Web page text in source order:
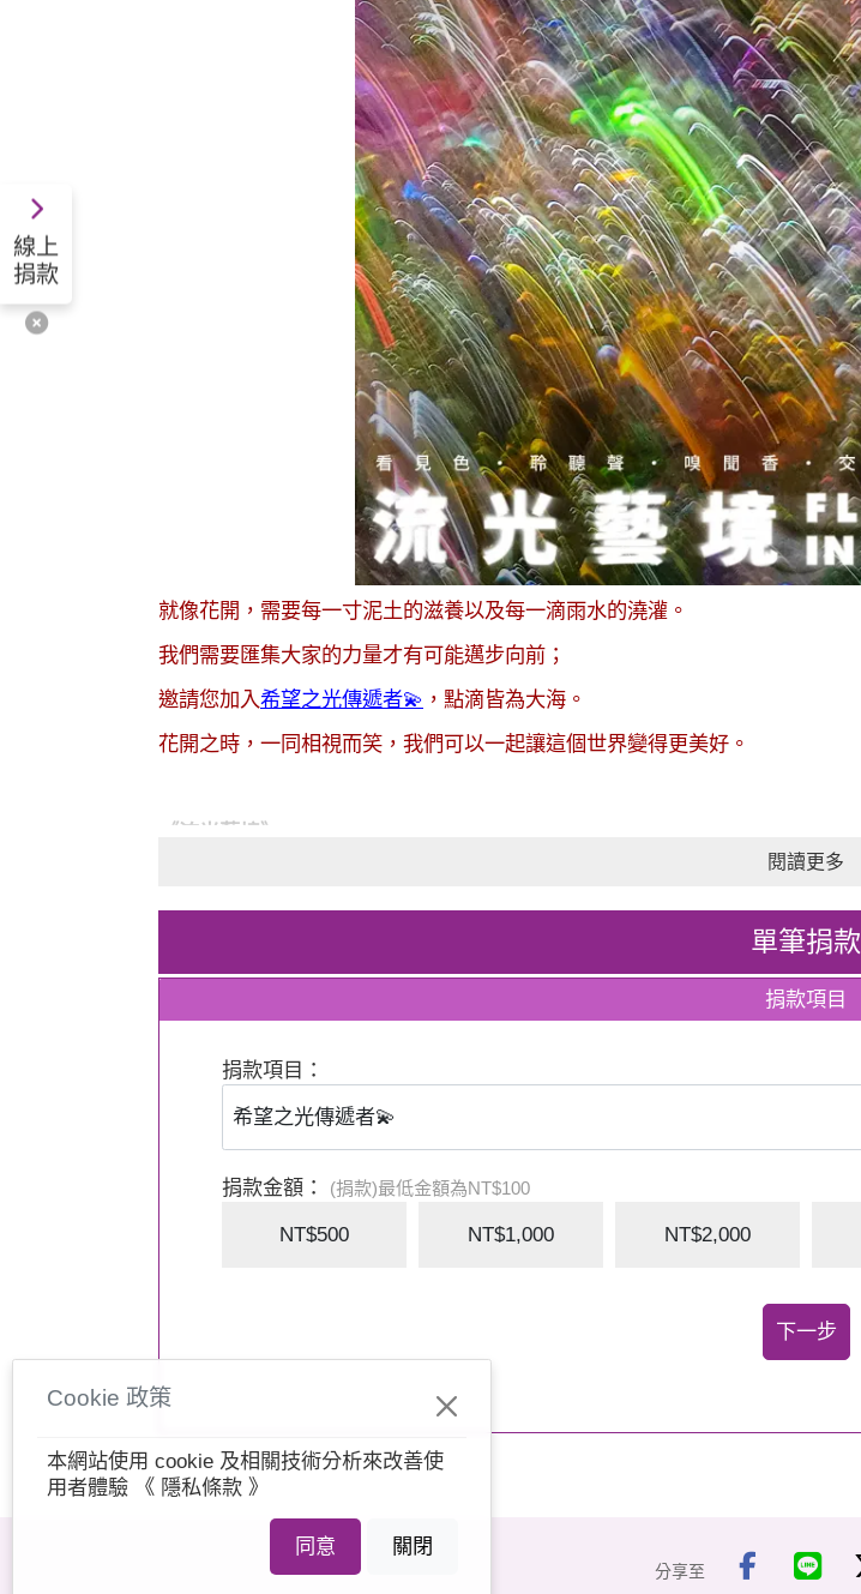
就像花開，需要每一寸泥土的滋養以及每一滴雨水的澆灌。
我們需要匯集大家的力量才有可能邁步向前；
邀請您加入希望之光傳遞者💫 ，點滴皆為大海。
花開之時，一同相視而笑，我們可以一起讓這個世界變得更美好。
《流光藝境》
【匯款資訊】
戶名：‌財團法人夢蓮花文化藝術基金會
如有疑問請洽夢蓮花辦公室 施小姐
T：02-7713-4331
夢蓮花文化藝術基金會
流光藝境策展組敬啟🙏
閱讀更多
單筆捐款
捐款項目
捐款項目：
捐款金額： (捐款)最低金額為NT$100
NT$500 NT$1,000 NT$2,000
下一步
Cookie 政策
本網站使用 cookie 及相關技術分析來改善使
用者體驗
《 隱私條款 》
同意 關閉
分享至
線上
捐款